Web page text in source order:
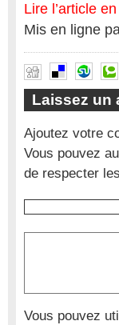
Lire l’article
Mis en ligne
Laissez un
Ajoutez votre
Vous pouvez
de respecter
Vous pouvez